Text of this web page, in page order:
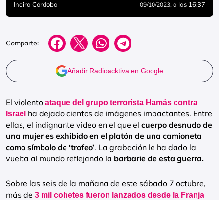
Indira Córdoba 09/10/2023, a las 16:37
Comparte:
Añadir Radioacktiva en Google
El violento ataque del grupo terrorista Hamás contra
Israel ha dejado cientos de imágenes impactantes. Entre
ellas, el indignante video en el que el cuerpo desnudo de
una mujer es exhibido en el platón de una camioneta
como símbolo de ‘trofeo’. La grabación le ha dado la
vuelta al mundo reflejando la barbarie de esta guerra.
Sobre las seis de la mañana de este sábado 7 octubre,
más de 3 mil cohetes fueron lanzados desde la Franja